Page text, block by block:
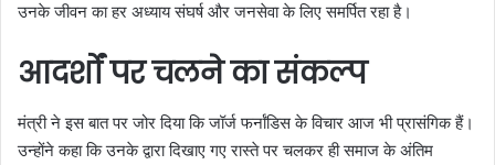
उनके जीवन का हर अध्याय संघर्ष और जनसेवा के लिए समर्पित रहा है।
आदर्शों पर चलने का संकल्प
मंत्री ने इस बात पर जोर दिया कि जॉर्ज फर्नांडिस के विचार आज भी प्रासंगिक हैं।
उन्होंने कहा कि उनके द्वारा दिखाए गए रास्ते पर चलकर ही समाज के अंतिम